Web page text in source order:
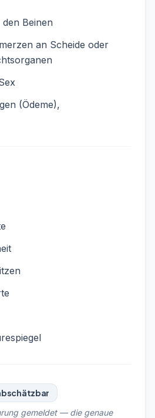
Beinen
an Scheide oder
(Ödeme),
gemeldet — die genaue